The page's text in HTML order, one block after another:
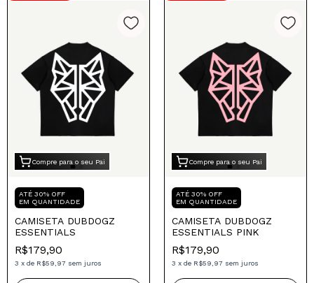
Compre para o seu Pai
ATÉ 30% OFF
EM QUANTIDADE
CAMISETA DUBDOGZ
ESSENTIALS
R$179,90
3 x de R$59,97 sem juros
Compre para o seu Pai
ATÉ 30% OFF
EM QUANTIDADE
CAMISETA DUBDOGZ
ESSENTIALS PINK
R$179,90
3 x de R$59,97 sem juros